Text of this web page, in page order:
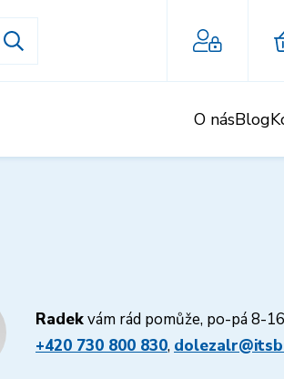
O násBlog
Radekvám rád pomůže, po-pá 8-
+420 730 800 830,